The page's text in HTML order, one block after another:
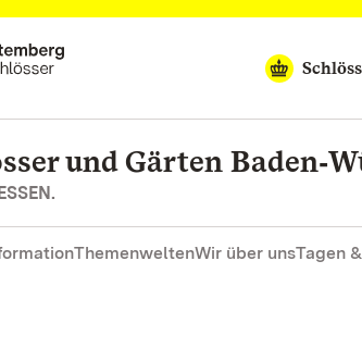
und Gärten
ThemenweltenWir über unsTagen